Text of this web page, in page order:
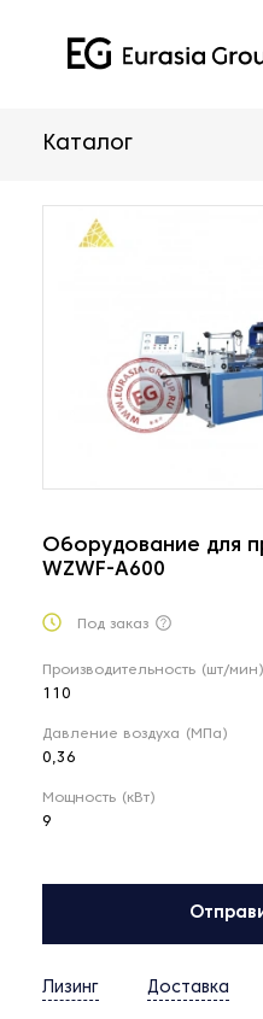
Каталог
Оборудование для
WZWF-A600
Под заказ
Производительность (шт/мин)
110
Давление воздуха (МПа)
0,36
Мощность (кВт)
9
Лизинг Доставка